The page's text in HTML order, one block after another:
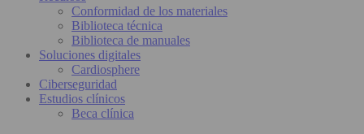
Conformidad de los materiales
Biblioteca técnica
Biblioteca de manuales
Soluciones digitales
Cardiosphere
Ciberseguridad
Estudios clínicos
Beca clínica